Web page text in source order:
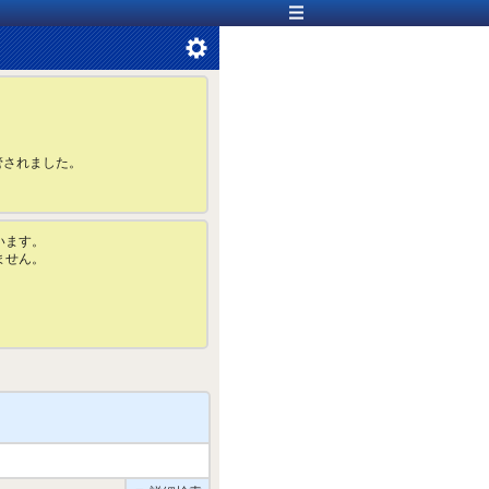
れました。
す。
ん。